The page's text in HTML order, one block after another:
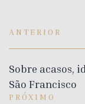
ANTERIOR
Sobre acasos,
São Francisco
PRÓXIMO